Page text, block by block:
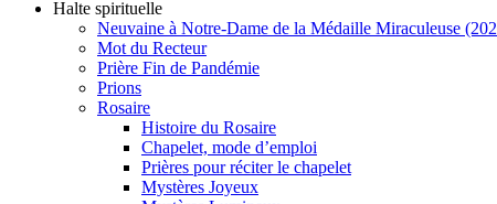
Halte spirituelle
Neuvaine à Notre-Dame de la Médaille Miraculeuse
Mot du Recteur
Prière Fin de Pandémie
Prions
Rosaire
Histoire du Rosaire
Chapelet, mode d’emploi
Prières pour réciter le chapelet
Mystères Joyeux